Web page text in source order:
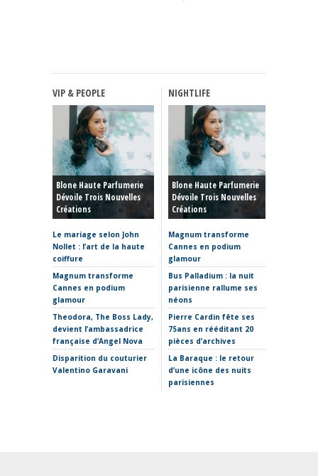
VIP & PEOPLE
Blone Haute Parfumerie
Dévoile Trois Nouvelles
Créations
Le mariage selon John
Nollet : l’art de la haute
coiffure
Magnum transforme
Cannes en podium
glamour
Theodora, The Boss Lady,
devient l’ambassadrice
française d’Angel Nova
Disparition du couturier
Valentino Garavani
NIGHTLIFE
Blone Haute Parfumerie
Dévoile Trois Nouvelles
Créations
Magnum transforme
Cannes en podium
glamour
Bus Palladium : la nuit
parisienne rallume ses
néons
Pierre Cardin fête ses
75ans en rééditant 20
pièces d’archives
La Baraque : le retour
d’une icône des nuits
parisiennes